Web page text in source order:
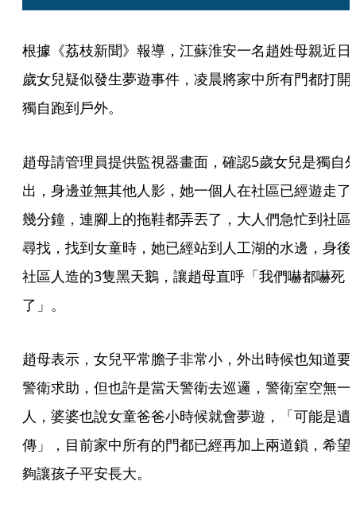
根據《荔枝新聞》報導，江蘇淮安一名趙姓母親近日
歲女兒疑似發生夢遊事件，凌晨將家中所有門都打開
獨自跑到戶外。
趙母請管理員提供監視器畫面，確認5歲女兒是獨自
出，身邊並無其他人影，她一個人在社區已經遊走了
幾分鐘，連腳上的拖鞋都弄丟了，大人們急忙到社區
尋找，找到女童時，她已經站到人工湖的水邊，身後
社區人造的3隻黑天鵝，讓趙母直呼「我們嚇都嚇死
了」。
趙母表示，女兒平常膽子非常小，外出時候也知道要
警衛求助，但也許是當天警衛去巡邏，警衛室空無一
人，婆婆也說女童爸爸小時候就會夢遊，「可能是遺
傳」，目前家中所有的門都已經再加上兩道鎖，希望
夠讓孩子平安長大。